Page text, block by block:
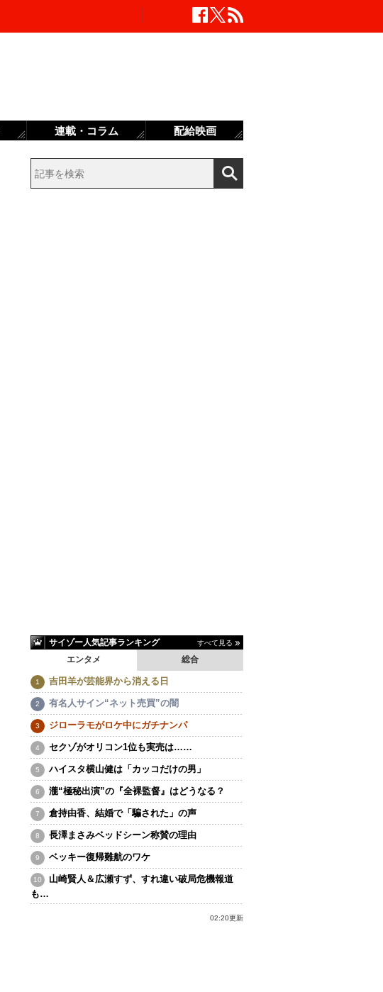
サイゾー人気記事ランキング すべて見る
エンタメ 総合
吉田羊が芸能界から消える日
有名人サイン“ネット売買”の闇
ジローラモがロケ中にガチナンパ
セクゾがオリコン1位も実売は……
ハイスタ横山健は「カッコだけの男」
瀧“極秘出演”の『全裸監督』はどうなる？
倉持由香、結婚で「騙された」の声
長澤まさみベッドシーン称賛の理由
ベッキー復帰難航のワケ
山崎賢人＆広瀬すず、すれ違い破局危機報道
も…
02:20更新
連載・コラム 配給映画